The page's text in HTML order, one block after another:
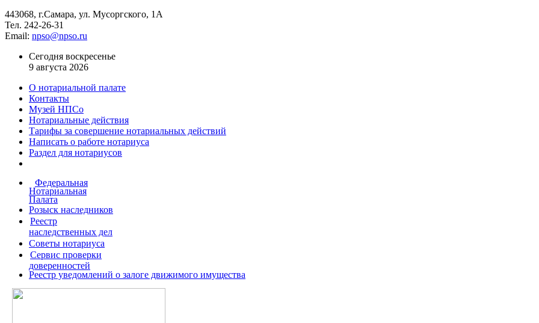
443068, г.Самара, ул. Мусоргского, 1А
Тел. 242-26-31
Email: npso@npso.ru
Сегодня воскресенье
9 августа 2026
О нотариальной палате
Контакты
Музей НПСо
Нотариальные действия
Тарифы за совершение нотариальных действий
Написать о работе нотариуса
Раздел для нотариусов
Федеральная
Нотариальная
Палата
Розыск наследников
Реестр
наследственных дел
Советы нотариуса
Сервис проверки
доверенностей
Реестр уведомлений о залоге движимого имущества